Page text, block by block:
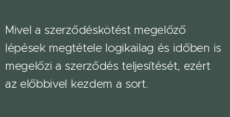
Mivel a szerződéskötést megelőző
lépések megtétele logikailag és időben is
megelőzi a szerződés teljesítését, ezért
az előbbivel kezdem a sort.